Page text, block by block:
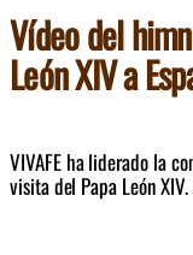
Vídeo del
León XIV a
VIVAFE ha liderado la
visita del Papa León XIV.